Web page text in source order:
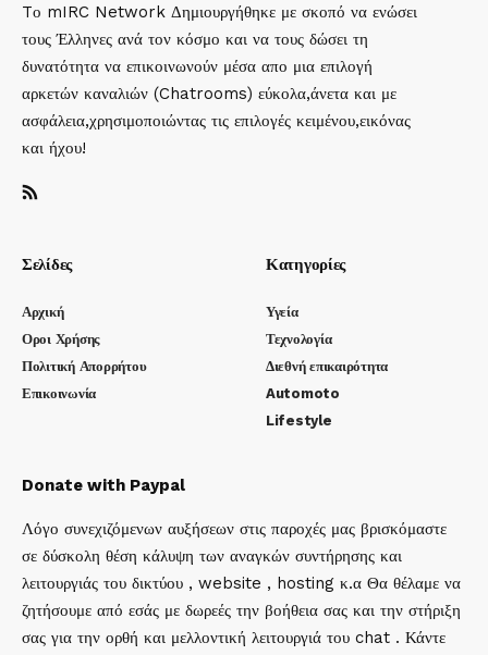
Tο mIRC Network Δημιουργήθηκε με σκοπό να ενώσει
τους Έλληνες ανά τον κόσμο και να τους δώσει τη
δυνατότητα να επικοινωνούν μέσα απο μια επιλογή
αρκετών καναλιών (Chatrooms) εύκολα,άνετα και με
ασφάλεια,χρησιμοποιώντας τις επιλογές κειμένου,εικόνας
και ήχου!
Σελίδες
Αρχική
Οροι Χρήσης
Πολιτική Απορρήτου
Επικοινωνία
Κατηγορίες
Υγεία
Τεχνολογία
Διεθνή επικαιρότητα
Automoto
Lifestyle
Donate with Paypal
Λόγο συνεχιζόμενων αυξήσεων στις παροχές μας βρισκόμαστε
σε δύσκολη θέση κάλυψη των αναγκών συντήρησης και
λειτουργιάς του δικτύου , website , hosting κ.α Θα θέλαμε να
ζητήσουμε από εσάς με δωρεές την βοήθεια σας και την στήριξη
σας για την ορθή και μελλοντική λειτουργιά του chat . Κάντε